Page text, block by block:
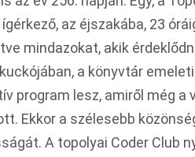
az éjszakába, 23
mindazokat, akik
a könyvtár
program lesz, amiről még
Ekkor a szélesebb
A topolyai Coder Club